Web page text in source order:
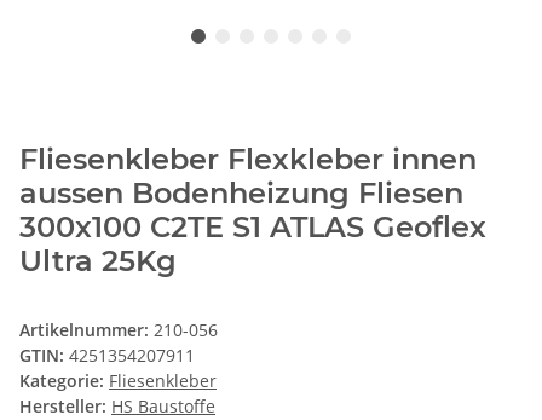
Fliesenkleber Flexkleber innen
aussen Bodenheizung Fliesen
300x100 C2TE S1 ATLAS Geoflex
Ultra 25Kg
Artikelnummer: 210-056
GTIN: 4251354207911
Kategorie: Fliesenkleber
Hersteller: HS Baustoffe